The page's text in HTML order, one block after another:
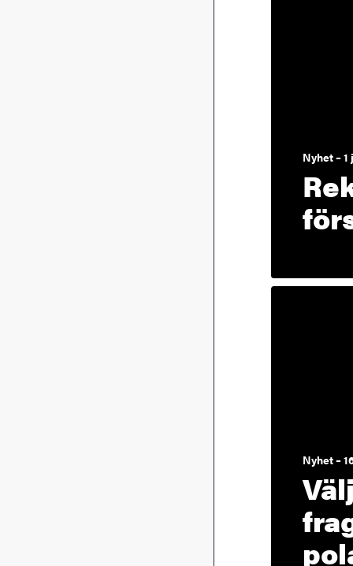
Nyhet –
Nyhet –